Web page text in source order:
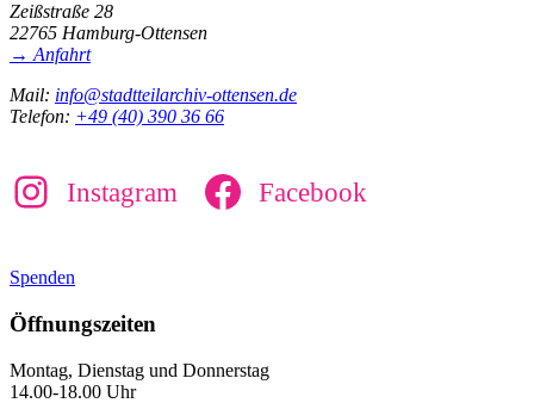
Zeißstraße 28
22765 Hamburg-Ottensen
→ Anfahrt
Mail: info@stadtteilarchiv-ottensen.de
Telefon: +49 (40) 390 36 66
Instagram Facebook
Spenden
Öffnungszeiten
Montag, Dienstag und Donnerstag
14.00-18.00 Uhr